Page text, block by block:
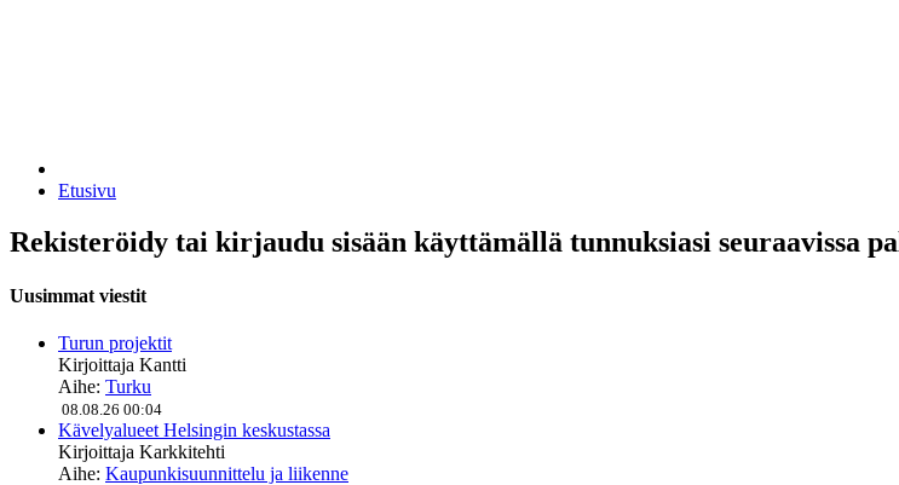
Etusivu
Rekisteröidy tai kirjaudu sisään käyttämällä tunnuksiasi seuraavissa
Uusimmat viestit
Turun projektit
Kirjoittaja Kantti
Aihe: Turku
08.08.26 00:04
Kävelyalueet Helsingin keskustassa
Kirjoittaja Karkkitehti
Aihe: Kaupunkisuunnittelu ja liikenne